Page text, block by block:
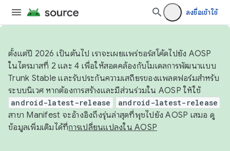
ลงชื่อเข้าใช้
ตั้งแต่ปี 2026 เป็นต้นไป เราจะเผยแพร่ซอร์สโค้ดไปยัง AOSP
ในไตรมาสที่ 2 และ 4 เพื่อให้สอดคล้องกับโมเดลการพัฒนาแบบ
Trunk Stable และรับประกันความเสถียรของแพลตฟอร์มสำหรับ
ระบบนิเวศ หากต้องการสร้างและมีส่วนร่วมใน AOSP ให้ใช้
android-latest-release android-latest-release
สาขา Manifest จะอ้างอิงถึงรุ่นล่าสุดที่พุชไปยัง AOSP เสมอ ดู
ข้อมูลเพิ่มเติมได้ที่การเปลี่ยนแปลงใน AOSP